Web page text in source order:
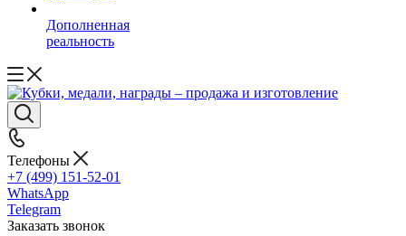
Дополненная
реальность
Телефоны
+7 (499) 151-52-01
WhatsApp
Telegram
Заказать звонок